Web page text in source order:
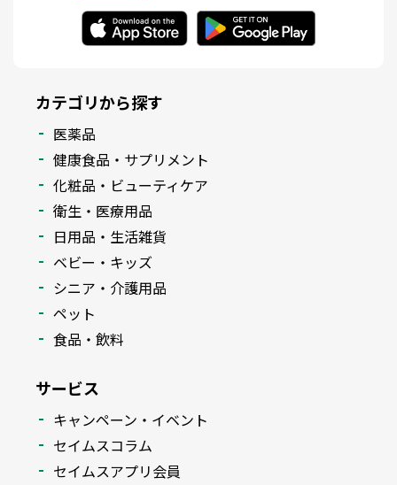
カテゴリから探す
医薬品
健康食品・サプリメント
化粧品・ビューティケア
衛生・医療用品
日用品・生活雑貨
ベビー・キッズ
シニア・介護用品
ペット
食品・飲料
サービス
キャンペーン・イベント
セイムスコラム
セイムスアプリ会員